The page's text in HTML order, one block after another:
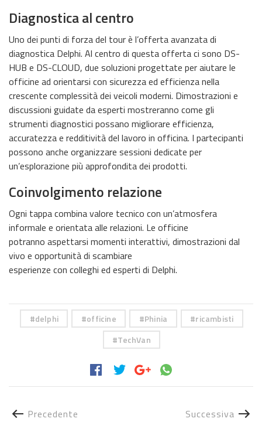
Diagnostica al centro
Uno dei punti di forza del tour è l’offerta avanzata di
diagnostica Delphi. Al centro di questa offerta ci sono DS-
HUB e DS-CLOUD, due soluzioni progettate per aiutare le
officine ad orientarsi con sicurezza ed efficienza nella
crescente complessità dei veicoli moderni. Dimostrazioni e
discussioni guidate da esperti mostreranno come gli
strumenti diagnostici possano migliorare efficienza,
accuratezza e redditività del lavoro in officina. I partecipanti
possono anche organizzare sessioni dedicate per
un’esplorazione più approfondita dei prodotti.
Coinvolgimento relazione
Ogni tappa combina valore tecnico con un’atmosfera
informale e orientata alle relazioni. Le officine
potranno aspettarsi momenti interattivi, dimostrazioni dal
vivo e opportunità di scambiare
esperienze con colleghi ed esperti di Delphi.
delphi officine Phinia
ricambisti
TechVan
Precedente Successiva